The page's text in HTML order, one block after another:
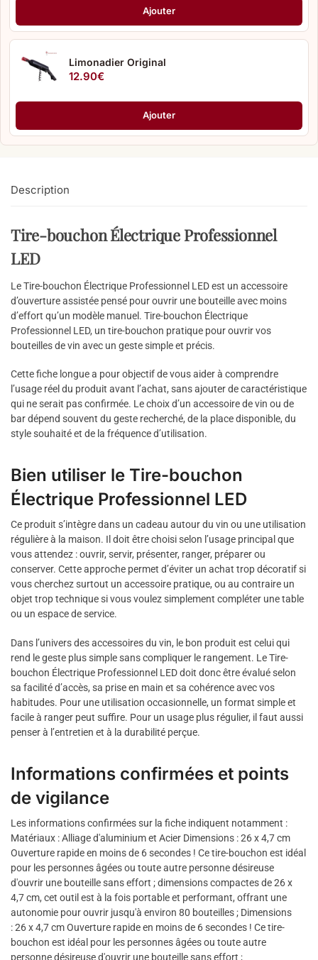
Ajouter
Limonadier Original
12.90€
Ajouter
Description
Tire-bouchon Électrique Professionnel
LED
Le Tire-bouchon Électrique Professionnel LED est un accessoire
d’ouverture assistée pensé pour ouvrir une bouteille avec moins
d’effort qu’un modèle manuel. Tire-bouchon Électrique
Professionnel LED, un tire-bouchon pratique pour ouvrir vos
bouteilles de vin avec un geste simple et précis.
Cette fiche longue a pour objectif de vous aider à comprendre
l’usage réel du produit avant l’achat, sans ajouter de caractéristique
qui ne serait pas confirmée. Le choix d’un accessoire de vin ou de
bar dépend souvent du geste recherché, de la place disponible, du
style souhaité et de la fréquence d’utilisation.
Bien utiliser le Tire-bouchon
Électrique Professionnel LED
Ce produit s’intègre dans un cadeau autour du vin ou une utilisation
régulière à la maison. Il doit être choisi selon l’usage principal que
vous attendez : ouvrir, servir, présenter, ranger, préparer ou
conserver. Cette approche permet d’éviter un achat trop décoratif si
vous cherchez surtout un accessoire pratique, ou au contraire un
objet trop technique si vous voulez simplement compléter une table
ou un espace de service.
Dans l’univers des accessoires du vin, le bon produit est celui qui
rend le geste plus simple sans compliquer le rangement. Le Tire-
bouchon Électrique Professionnel LED doit donc être évalué selon
sa facilité d’accès, sa prise en main et sa cohérence avec vos
habitudes. Pour une utilisation occasionnelle, un format simple et
facile à ranger peut suffire. Pour un usage plus régulier, il faut aussi
penser à l’entretien et à la durabilité perçue.
Informations confirmées et points
de vigilance
Les informations confirmées sur la fiche indiquent notamment :
Matériaux : Alliage d'aluminium et Acier Dimensions : 26 x 4,7 cm
Ouverture rapide en moins de 6 secondes ! Ce tire-bouchon est idéal
pour les personnes âgées ou toute autre personne désireuse
d'ouvrir une bouteille sans effort ; dimensions compactes de 26 x
4,7 cm, cet outil est à la fois portable et performant, offrant une
autonomie pour ouvrir jusqu'à environ 80 bouteilles ; Dimensions
: 26 x 4,7 cm Ouverture rapide en moins de 6 secondes ! Ce tire-
bouchon est idéal pour les personnes âgées ou toute autre
personne désireuse d'ouvrir une bouteille sans effort ;